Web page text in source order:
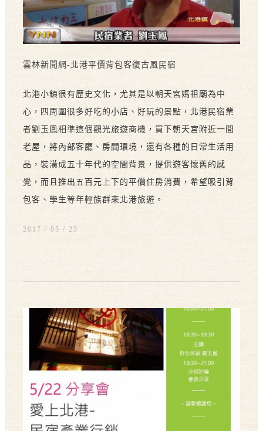
雲林新聞網-北港平價背包客復古風民宿
北港小鎮很有歷史文化，尤其是以朝天宮媽祖廟為中
心，四周圍很多好吃的小店、好玩的景點，北港民宿業
者劉玉鳳相準這個觀光旅遊商機，買下朝天宮附近一間
老屋，將內部客廳、房間環境，還有各種的日常生活用
品，裝潢成五十年代的空間背景，提供遊客懷舊的感
覺，而且推出五百元上下的平價住房消費，希望吸引背
包客、學生等年輕族群來北港旅遊。
2017 / 05 25